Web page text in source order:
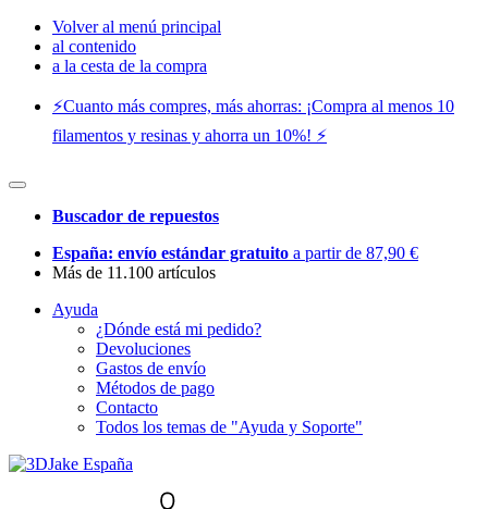
Volver al menú principal
al contenido
a la cesta de la compra
⚡️Cuanto más compres, más ahorras: ¡Compra al menos 10
filamentos y resinas y ahorra un 10%! ⚡️
Buscador de repuestos
España: envío estándar gratuito a partir de 87,90 €
Más de 11.100 artículos
Ayuda
¿Dónde está mi pedido?
Devoluciones
Gastos de envío
Métodos de pago
Contacto
Todos los temas de "Ayuda y Soporte"